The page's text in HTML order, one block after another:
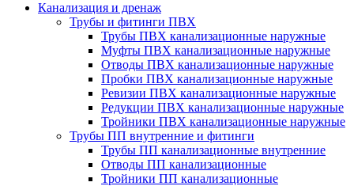
Канализация и дренаж
Трубы и фитинги ПВХ
Трубы ПВХ канализационные наружные
Муфты ПВХ канализационные наружные
Отводы ПВХ канализационные наружные
Пробки ПВХ канализационные наружные
Ревизии ПВХ канализационные наружные
Редукции ПВХ канализационные наружные
Тройники ПВХ канализационные наружные
Трубы ПП внутренние и фитинги
Трубы ПП канализационные внутренние
Отводы ПП канализационные
Тройники ПП канализационные